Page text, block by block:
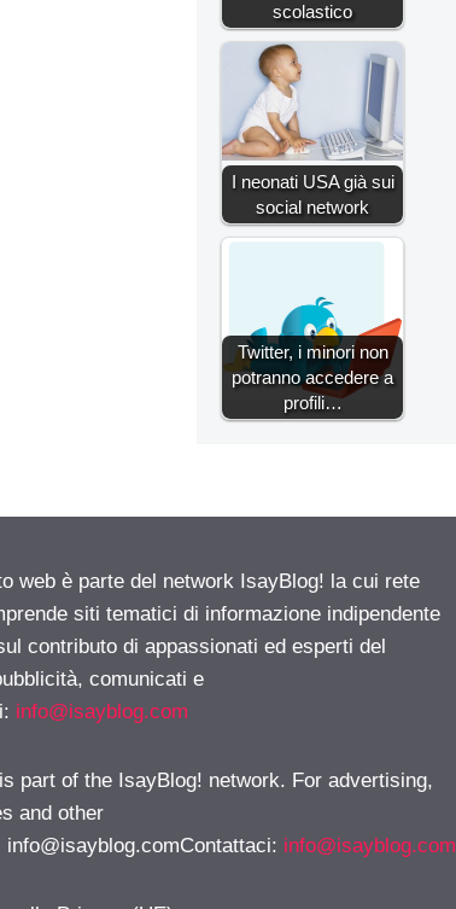
scolastico
I neonati USA già sui
social network
Twitter, i minori non
potranno accedere a
profili…
web è parte del network IsayBlog! la cui rete
siti tematici di informazione indipendente
contributo di appassionati ed esperti del
comunicati e
info@isayblog.com
part of the IsayBlog! network. For advertising,
and other
info@isayblog.comContattaci: info@isayblog.com